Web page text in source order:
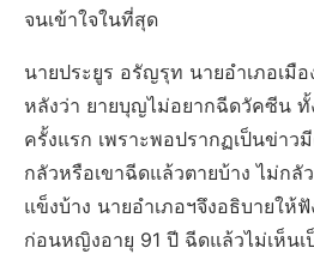
จนเข้าใจในที่สุด
นายประยูร อรัญรุท นายอำเภอเมื
หลังว่า ยายบุญไม่อยากฉีดวัคซีน
ครั้งแรก เพราะพอปรากฏเป็นข่าว
กลัวหรือเขาฉีดแล้วตายบ้าง ไม่กลั
แข็งบ้าง นายอำเภอฯจึงอธิบายให้
ก่อนหญิงอายุ 91 ปี ฉีดแล้วไม่เห็นเ